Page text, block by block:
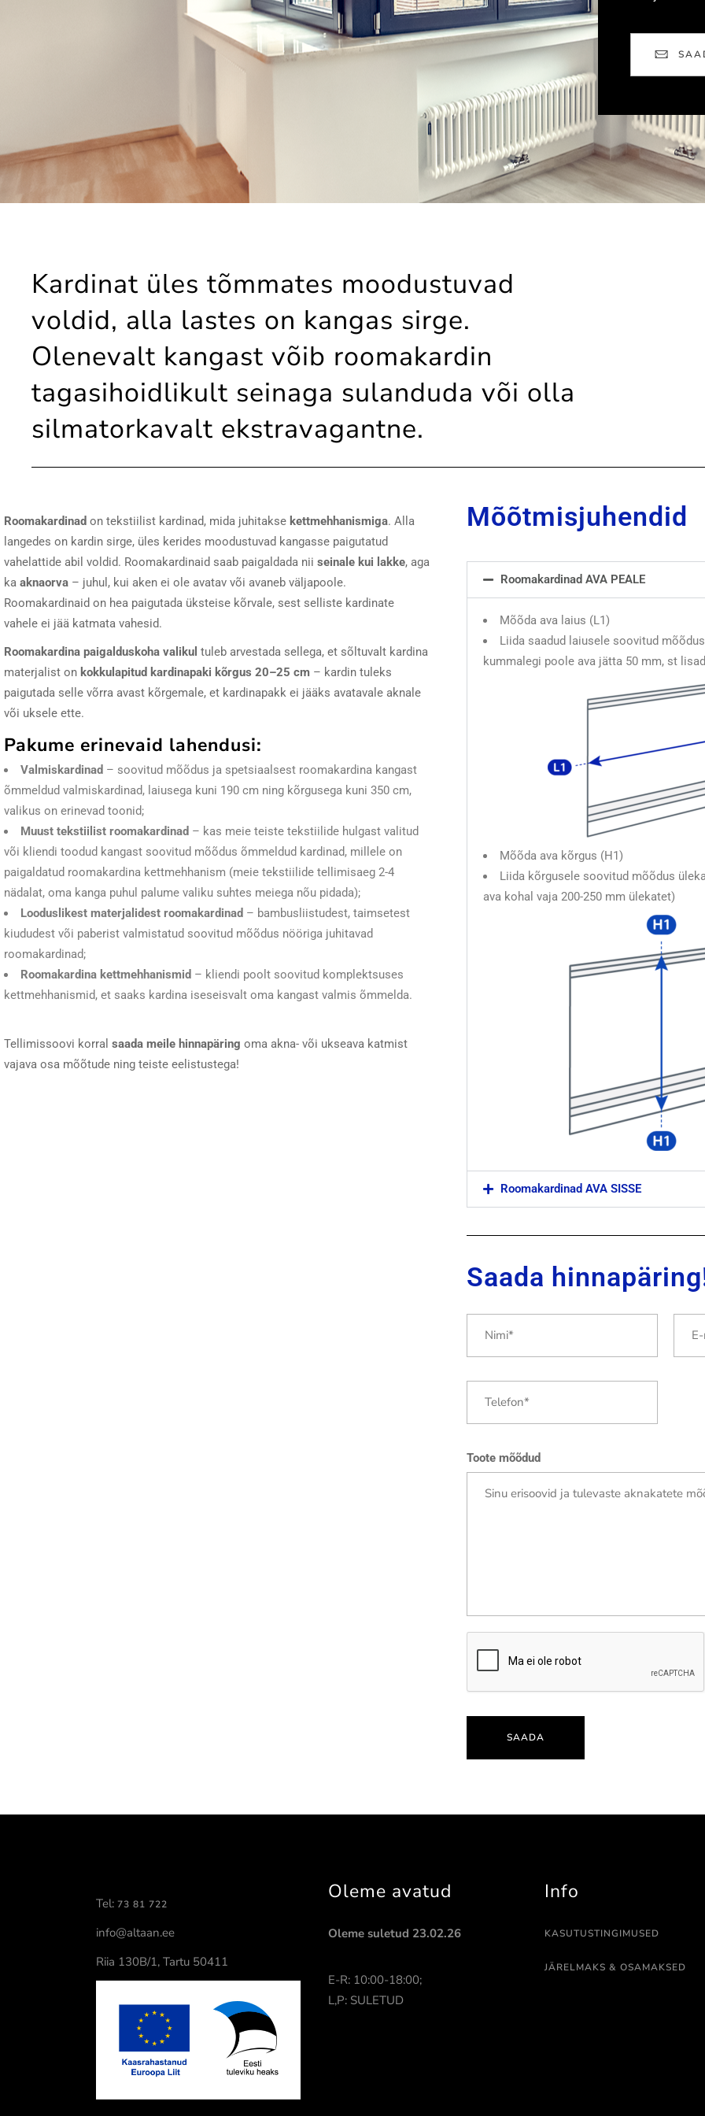
Kardinat üles tõmmates moodustuvad
voldid, alla lastes on kangas sirge.
Olenevalt kangast võib roomakardin
tagasihoidlikult seinaga sulanduda või olla
silmatorkavalt ekstravagantne.
Roomakardinad on tekstiilist kardinad, mida juhitakse kettmehhanismiga. Alla
langedes on kardin sirge, üles kerides moodustuvad kangasse paigutatud
vahelattide abil voldid. Roomakardinaid saab paigaldada nii seinale kui lakke, aga
ka aknaorva – juhul, kui aken ei ole avatav või avaneb väljapoole.
Roomakardinaid on hea paigutada üksteise kõrvale, sest selliste kardinate
vahele ei jää katmata vahesid.
Roomakardina paigalduskoha valikul tuleb arvestada sellega, et sõltuvalt kardina
materjalist on kokkulapitud kardinapaki kõrgus 20–25 cm – kardin tuleks
paigutada selle võrra avast kõrgemale, et kardinapakk ei jääks avatavale aknale
või uksele ette.
Pakume erinevaid lahendusi:
Valmiskardinad – soovitud mõõdus ja spetsiaalsest roomakardina kangast
õmmeldud valmiskardinad, laiusega kuni 190 cm ning kõrgusega kuni 350 cm,
valikus on erinevad toonid;
Muust tekstiilist roomakardinad – kas meie teiste tekstiilide hulgast valitud
või kliendi toodud kangast soovitud mõõdus õmmeldud kardinad, millele on
paigaldatud roomakardina kettmehhanism (meie tekstiilide tellimisaeg 2-4
nädalat, oma kanga puhul palume valiku suhtes meiega nõu pidada);
Looduslikest materjalidest roomakardinad – bambusliistudest, taimsetest
kiududest või paberist valmistatud soovitud mõõdus nööriga juhitavad
roomakardinad;
Roomakardina kettmehhanismid – kliendi poolt soovitud komplektsuses
kettmehhanismid, et saaks kardina iseseisvalt oma kangast valmis õmmelda.
Tellimissoovi korral saada meile hinnapäring oma akna- või ukseava katmist
vajava osa mõõtude ning teiste eelistustega!
Mõõtmisjuhendid
Roomakardinad AVA PEALE
Mõõda ava laius (L1)
Liida saadud laiusele soovitud
kummalegi poole ava jätta 50 mm, st
Mõõda ava kõrgus (H1)
Liida kõrgusele soovitud mõõdus
ava kohal vaja 200-250 mm ülekatet)
Roomakardinad AVA SISSE
Saada
Toote mõõdud
Tel: 73 81 722
info@altaan.ee
Riia 130B/1, Tartu 50411
Oleme avatud
Oleme suletud 23.02.26
E-R: 10:00-18:00;
L,P: SULETUD
Info
KASUTUSTINGIMUSED
JÄRELMAKS & OSAMAKSED